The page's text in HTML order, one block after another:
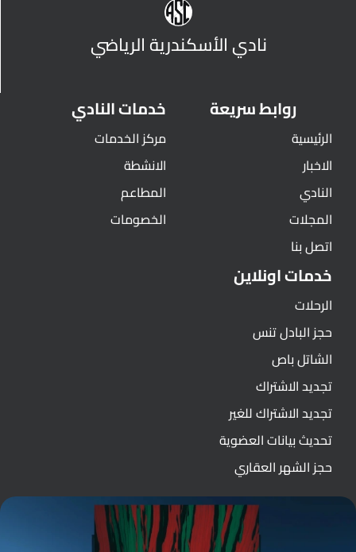
نادي الأسكندرية الرياضي
روابط سريعة
الرئيسية
الاخبار
النادي
المجلات
اتصل بنا
خدمات النادي
مركز الخدمات
الانشطة
المطاعم
الخصومات
خدمات اونلاين
الرحلات
حجز البادل تنس
الشاتل باص
تجديد الاشتراك
تجديد الاشتراك للغير
تحديث بيانات العضوية
حجز الشهر العقاري